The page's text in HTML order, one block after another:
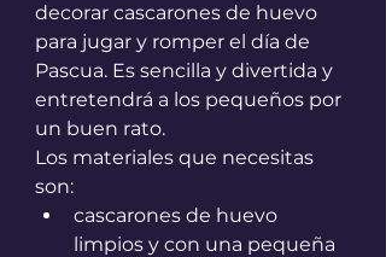
decorar cascarones de huevo
para jugar y romper el día de
Pascua. Es sencilla y divertida y
entretendrá a los pequeños por
un buen rato.
Los materiales que necesitas
son:
cascarones de huevo
limpios y con una pequeña